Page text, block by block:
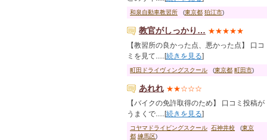
和泉自動車教習所 (東京都 狛江市)
教官がしっかり… ★★★★★
【教習所の良かった点、悪かった点】 口コ
ミを見て.....[続きを見る]
町田ドライヴィングスクール (東京都 町田市)
あれれ ★★☆☆☆
【バイクの免許取得のため】 口コミ投稿が
うまくで.....[続きを見る]
コヤマドライビングスクール 石神井校 (東京
都 練馬区)